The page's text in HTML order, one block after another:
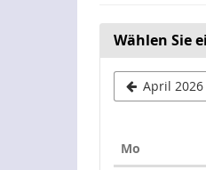
Wählen Sie
April 2026
Mo